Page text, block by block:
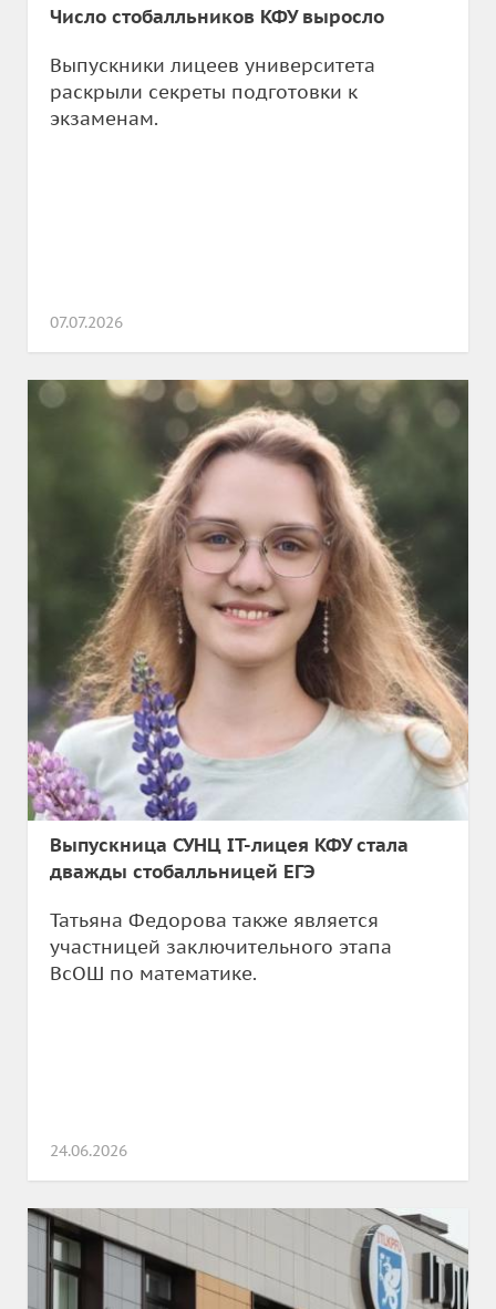
Число стобалльников КФУ выросло
Выпускники лицеев университета
раскрыли секреты подготовки к
экзаменам.
07.07.2026
Выпускница СУНЦ IT-лицея КФУ стала
дважды стобалльницей ЕГЭ
Татьяна Федорова также является
участницей заключительного этапа
ВсОШ по математике.
24.06.2026